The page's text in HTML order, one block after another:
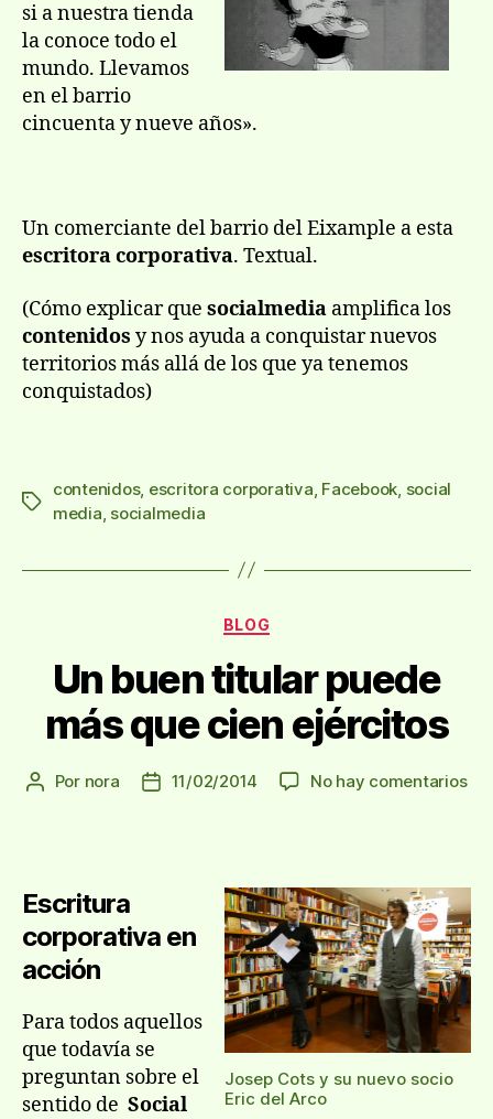
si a nuestra tienda
la conoce todo el
mundo. Llevamos
en el barrio
cincuenta y nueve años».
Un comerciante del barrio del Eixample a esta
escritora corporativa. Textual.
(Cómo explicar que socialmedia amplifica los
contenidos y nos ayuda a conquistar nuevos
territorios más allá de los que ya tenemos
conquistados)
Etiquetas
contenidos, escritora corporativa Facebook social
media socialmedia
Categorías
BLOG
Un buen titular puede
más que cien ejércitos
Autor
Por nora
Fecha11/02/2014 No hay comentariosen
Josep Cots y su nuevo socio
Eric del Arco
Escritura
corporativa en
acción
Para todos aquellos
que todavía se
preguntan sobre el
sentido de Social